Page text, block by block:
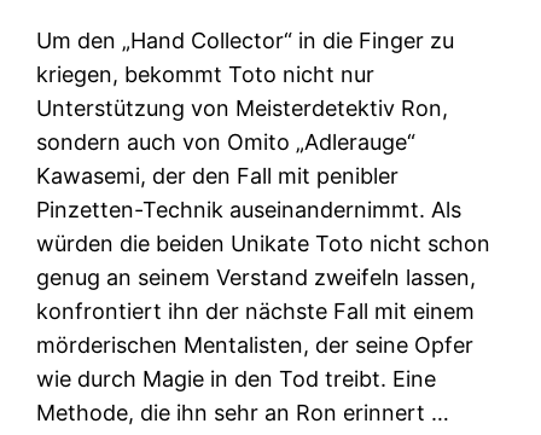
Um den „Hand Collector“ in die Finger zu
kriegen, bekommt Toto nicht nur
Unterstützung von Meisterdetektiv Ron,
sondern auch von Omito „Adlerauge“
Kawasemi, der den Fall mit penibler
Pinzetten-Technik auseinandernimmt. Als
würden die beiden Unikate Toto nicht schon
genug an seinem Verstand zweifeln lassen,
konfrontiert ihn der nächste Fall mit einem
mörderischen Mentalisten, der seine Opfer
wie durch Magie in den Tod treibt. Eine
Methode, die ihn sehr an Ron erinnert …